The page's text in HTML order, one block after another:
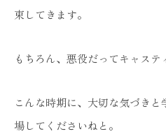
束してきます。
もちろん、悪役だってキャステ
こんな時期に、大切な気づき
場してくださいねと。